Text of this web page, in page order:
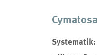
Systematik: